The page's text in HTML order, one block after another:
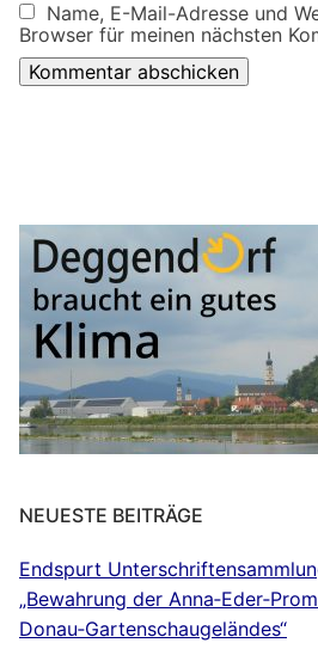
Name, E-Mail-Adresse und
Browser für meinen nächsten
NEUESTE BEITRÄGE
Endspurt
„Bewahrung der
Donau‐Gartenschaugeländes“